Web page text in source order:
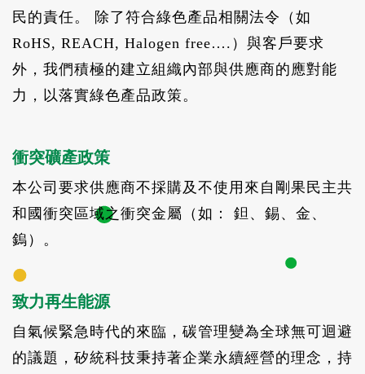
民的責任。 除了符合綠色產品相關法令（如
RoHS, REACH, Halogen free….）與客戶要求
外，我們積極的建立組織內部與供應商的應對能
力，以落實綠色產品政策。
衝突礦產政策
本公司要求供應商不採購及不使用來自剛果民主共
和國衝突區域之衝突金屬（如： 鉭、錫、金、
鎢）。
致力再生能源
自氣候緊急時代的來臨，碳管理變為全球無可迴避
的議題，矽統科技秉持著企業永續經營的理念，持